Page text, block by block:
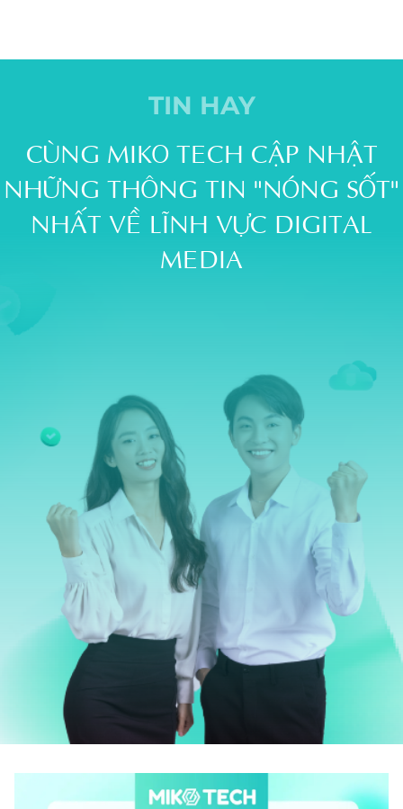
TIN HAY
CÙNG MIKO TECH CẬP NHẬT
NHỮNG THÔNG TIN "NÓNG SỐT"
NHẤT VỀ LĨNH VỰC DIGITAL
MEDIA